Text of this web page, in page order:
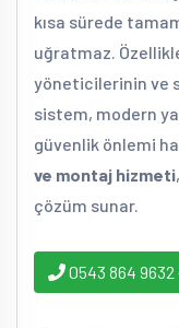
kısa sürede
uğratmaz.
yöneticilerinin ve
sistem, modern
güvenlik önlemi
ve montaj hizmeti
çözüm sunar.
0543 864